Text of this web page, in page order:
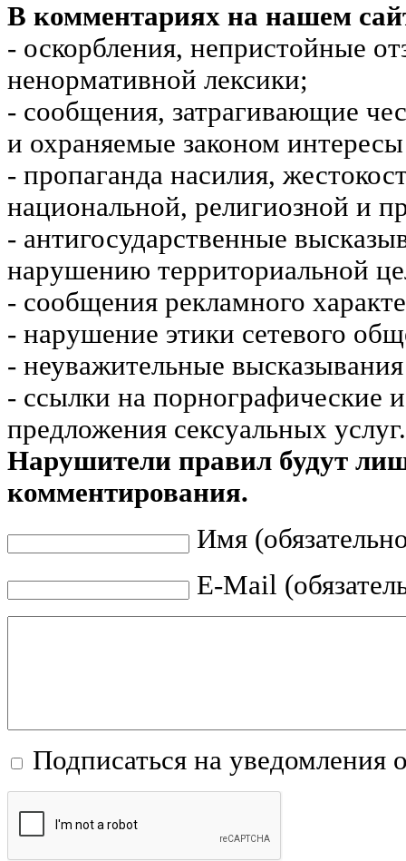
В комментариях на нашем
- оскорбления, непристойные
ненормативной лексики;
- сообщения, затрагивающие
и охраняемые законом
- пропаганда насилия,
национальной, религиозной и
- антигосударственные
нарушению территориальной
- сообщения рекламного
- нарушение этики сетевого
- неуважительные
- ссылки на порнографические
предложения сексуальных услуг.
Нарушители правил будут
комментирования.
Имя
E-Mail
Подписаться на уведомления